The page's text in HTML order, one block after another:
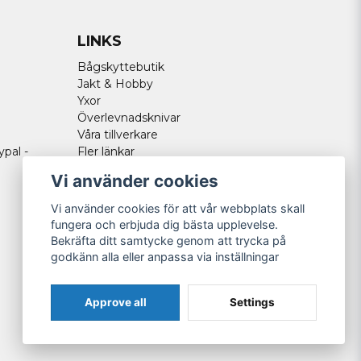
-
LINKS
Bågskyttebutik
Jakt & Hobby
Yxor
Överlevnadsknivar
Våra tillverkare
Fler länkar
Vi använder cookies
Vi använder cookies för att vår webbplats skall
fungera och erbjuda dig bästa upplevelse.
Bekräfta ditt samtycke genom att trycka på
godkänn alla eller anpassa via inställningar
Approve all Settings